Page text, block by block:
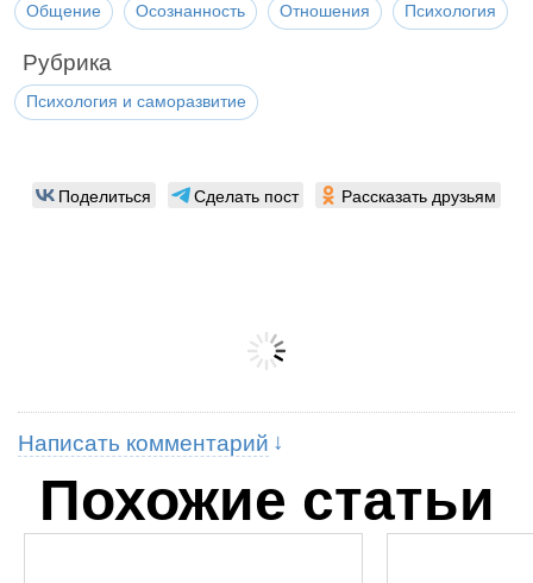
Общение Осознанность Отношения Психология
Рубрика
Психология и саморазвитие
Поделиться Сделать пост Рассказать друзьям
Написать комментарий
Похожие статьи